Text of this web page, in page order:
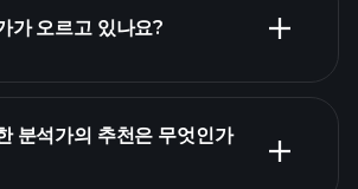
가 오르고 있나요?
분석가의 추천은 무엇인가